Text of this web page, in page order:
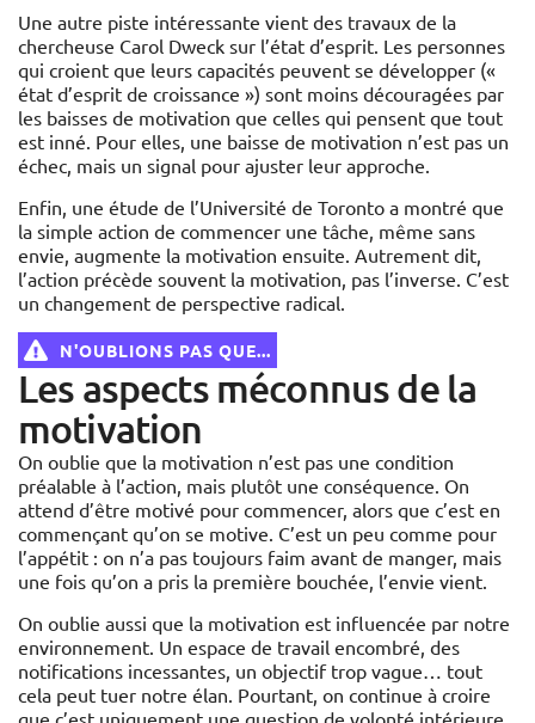
Une autre piste intéressante vient des travaux de la
chercheuse Carol Dweck sur l’état d’esprit. Les personnes
qui croient que leurs capacités peuvent se développer («
état d’esprit de croissance ») sont moins découragées par
les baisses de motivation que celles qui pensent que tout
est inné. Pour elles, une baisse de motivation n’est pas un
échec, mais un signal pour ajuster leur approche.
Enfin, une étude de l’Université de Toronto a montré que
la simple action de commencer une tâche, même sans
envie, augmente la motivation ensuite. Autrement dit,
l’action précède souvent la motivation, pas l’inverse. C’est
un changement de perspective radical.
N'OUBLIONS PAS QUE...
Les aspects méconnus de la
motivation
On oublie que la motivation n’est pas une condition
préalable à l’action, mais plutôt une conséquence. On
attend d’être motivé pour commencer, alors que c’est en
commençant qu’on se motive. C’est un peu comme pour
l’appétit : on n’a pas toujours faim avant de manger, mais
une fois qu’on a pris la première bouchée, l’envie vient.
On oublie aussi que la motivation est influencée par notre
environnement. Un espace de travail encombré, des
notifications incessantes, un objectif trop vague… tout
cela peut tuer notre élan. Pourtant, on continue à croire
que c’est uniquement une question de volonté intérieure.